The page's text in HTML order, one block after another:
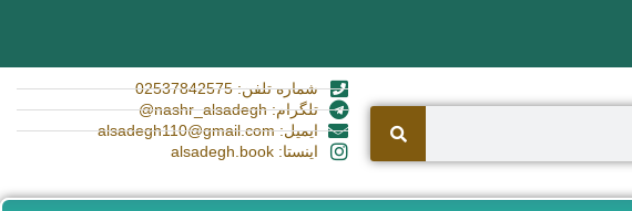
شماره تلفن: 02537842575
تلگرام: nashr_alsadegh@
ایمیل: alsadegh110@gmail.com
اینستا: alsadegh.book